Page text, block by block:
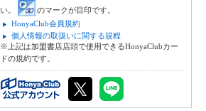
い。
のマークが目印です。
HonyaClub会員規約
個人情報の取扱いに関する規程
※上記は加盟書店店頭で使用できるHonyaClubカー
ドの規約です。